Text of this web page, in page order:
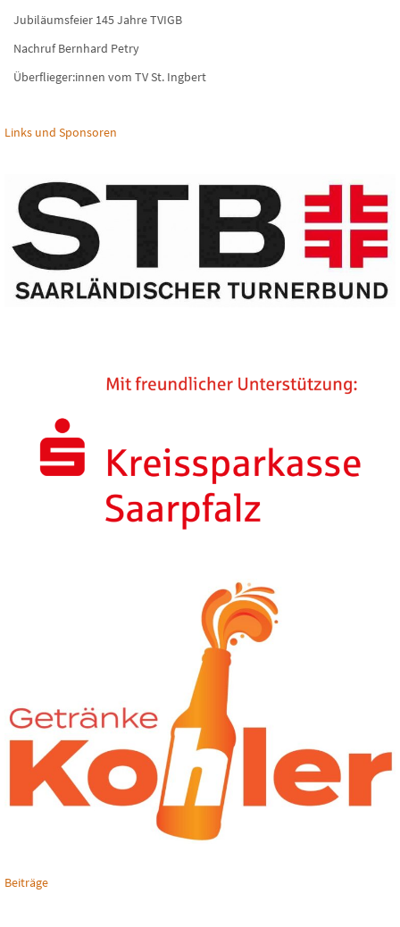
Jubiläumsfeier 145 Jahre TVIGB
Nachruf Bernhard Petry
Überflieger:innen vom TV St. Ingbert
Links und Sponsoren
Beiträge